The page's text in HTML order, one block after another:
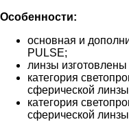
Особенности:
основная и
PULSE;
линзы
категория
сферической
категория
сферической